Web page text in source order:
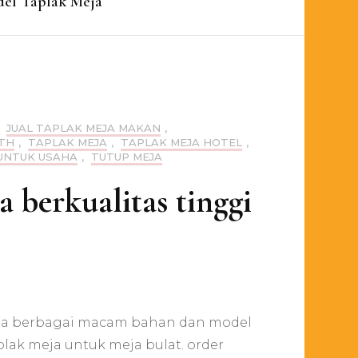
JUAL TAPLAK MEJA MAKAN ,
, TAPLAK MEJA , TAPLAK MEJA HOTEL
,
USAHA , TUTUP MEJA
berkualitas tinggi
berbagai macam bahan dan model
meja untuk meja bulat. order